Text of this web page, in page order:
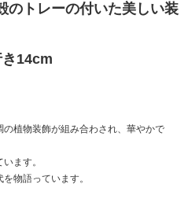
のトレーの付いた美しい装
14cm
植物装飾が組み合わされ、華やかで
ます。
物語っています。